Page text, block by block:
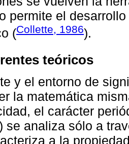
permite el
(Collette, 1986).
teóricos
y el entorno de
la matemática
el carácter
se analiza sólo a
a la